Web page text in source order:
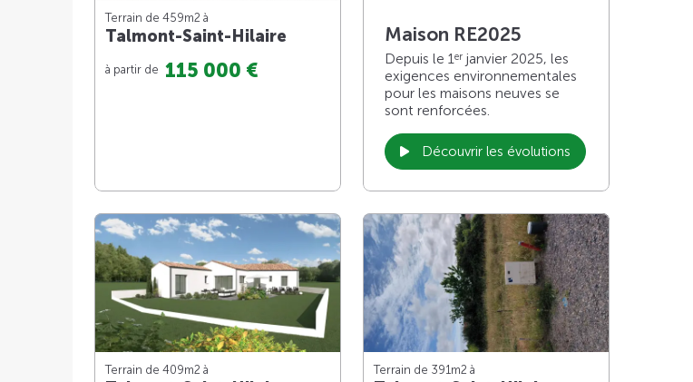
Terrain de 459m2 à
Talmont-Saint-Hilaire
à partir de 115 000 €
Maison RE2025
Depuis le 1 er janvier 2025, les
exigences environnementales
pour les maisons neuves se
sont renforcées.
Découvrir les évolutions
Terrain de 409m2 à Terrain de 391m2 à